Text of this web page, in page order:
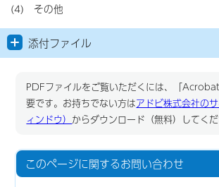
(4) その他
添付ファイル
PDFファイルをご覧いただくには、「
要です。お持ちでない方はアドビ株式会社の
ィンドウ） からダウンロード（無料）してくだ
このページに関するお問い合わせ